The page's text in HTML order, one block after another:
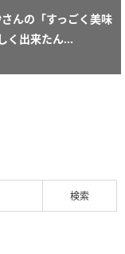
んの「すっごく美味
しく出来たん...